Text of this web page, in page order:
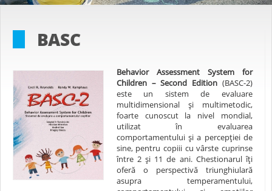
BASC
Behavior Assessment System for
Children – Second Edition (BASC-2)
este un sistem de evaluare
multidimensional şi multimetodic,
foarte cunoscut la nivel mondial,
utilizat în evaluarea
comportamentului și a percepției de
sine, pentru copiii cu vârste cuprinse
între 2 și 11 de ani. Chestionarul îţi
oferă o perspectivă triunghiulară
asupra temperamentului,